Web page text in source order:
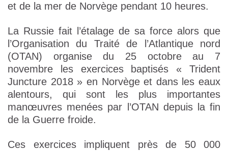
et de la mer de Norvège pendant 10 heures.
La Russie fait l’étalage de sa force alors que
l’Organisation du Traité de l’Atlantique nord
(OTAN) organise du 25 octobre au 7
novembre les exercices baptisés « Trident
Juncture 2018 » en Norvège et dans les eaux
alentours, qui sont les plus importantes
manœuvres menées par l’OTAN depuis la fin
de la Guerre froide.
Ces exercices impliquent près de 50 000